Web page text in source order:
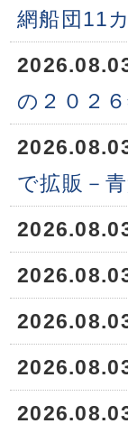
網船団11
の２０２
で拡販－